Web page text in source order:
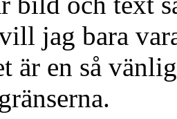
jag bara
är en så